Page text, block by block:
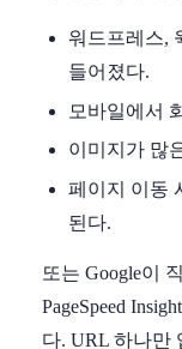
워드프레스,
들어졌다.
모바일에서
이미지가 많
페이지 이동
된다.
또는 Google이
PageSpeed
다. URL 하나만